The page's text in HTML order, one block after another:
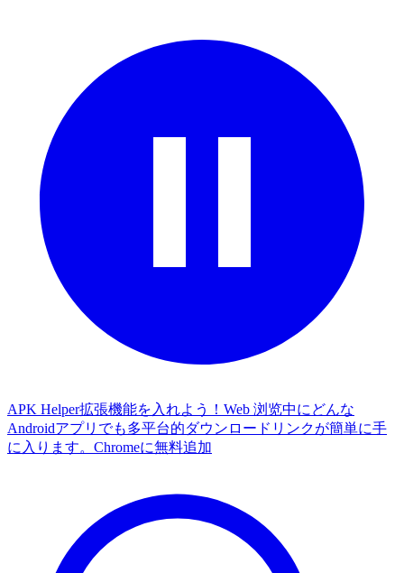
APK Helper拡張機能を入れよう！Web 浏览中にどんな
Androidアプリでも多平台的ダウンロードリンクが簡単に手
に入ります。 Chromeに無料追加